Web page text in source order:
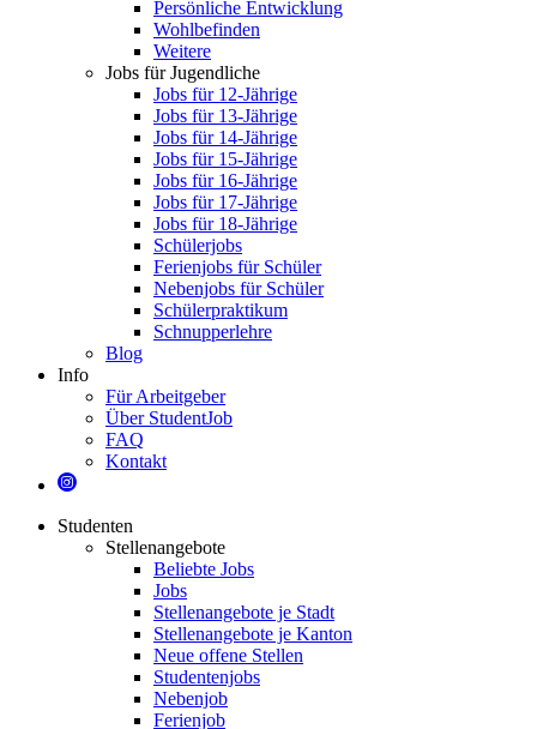
Persönliche Entwicklung
Wohlbefinden
Weitere
Jobs für Jugendliche
Jobs für 12-Jährige
Jobs für 13-Jährige
Jobs für 14-Jährige
Jobs für 15-Jährige
Jobs für 16-Jährige
Jobs für 17-Jährige
Jobs für 18-Jährige
Schülerjobs
Ferienjobs für Schüler
Nebenjobs für Schüler
Schülerpraktikum
Schnupperlehre
Blog
Info
Für Arbeitgeber
Über StudentJob
FAQ
Kontakt
Studenten
Stellenangebote
Beliebte Jobs
Jobs
Stellenangebote je Stadt
Stellenangebote je Kanton
Neue offene Stellen
Studentenjobs
Nebenjob
Ferienjob